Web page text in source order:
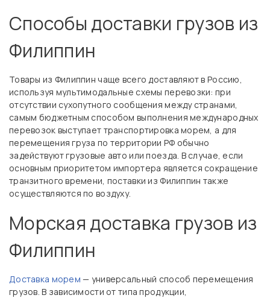
Способы доставки грузов из
Филиппин
Товары из Филиппин чаще всего доставляют в Россию,
используя мультимодальные схемы перевозки: при
отсутствии сухопутного сообщения между странами,
самым бюджетным способом выполнения международных
перевозок выступает транспортировка морем, а для
перемещения груза по территории РФ обычно
задействуют грузовые авто или поезда. В случае, если
основным приоритетом импортера является сокращение
транзитного времени, поставки из Филиппин также
осуществляются по воздуху.
Морская доставка грузов из
Филиппин
Доставка морем — универсальный способ перемещения
грузов. В зависимости от типа продукции,